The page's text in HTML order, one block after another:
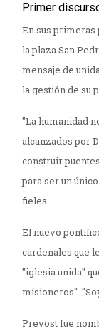
Primer
En sus primeras
la plaza San
mensaje de
la gestión de su
"La humanidad
alcanzados por
construir
para ser un
fieles.
El nuevo
cardenales que
"iglesia unida"
misioneros".
Prevost fue